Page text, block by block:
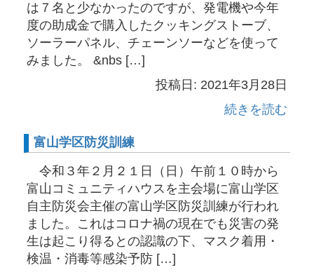
は７名と少なかったのですが、発電機や今年
度の助成金で購入したクッキングストーブ、
ソーラーパネル、チェーンソーなどを使って
みました。 &nbs […]
投稿日: 2021年3月28日
続きを読む
富山学区防災訓練
令和３年２月２１日（日）午前１０時から
富山コミュニティハウスを主会場に富山学区
自主防災会主催の富山学区防災訓練が行われ
ました。これはコロナ禍の現在でも災害の発
生は起こり得るとの認識の下、マスク着用・
検温・消毒等感染予防 […]